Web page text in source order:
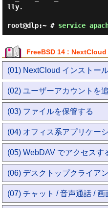
lly.
root@dlp:~ # service
FreeBSD 14 : NextCloud
(01) NextCloud インストー
(02) ユーザーアカウントを
(03) ファイルを保管する
(04) オフィス系アプリケー
(05) WebDAV でアクセスす
(06) デスクトップクライア
(07) チャット / 音声通話 / 画